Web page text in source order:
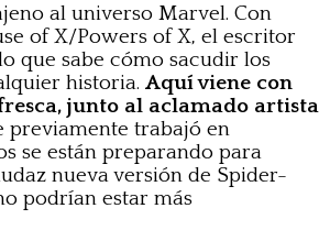
al universo Marvel. Con
of X/Powers of X, el escritor
que sabe cómo sacudir los
historia. Aquí viene con
junto al aclamado artista
previamente trabajó en
se están preparando para
nueva versión de Spider-
podrían estar más